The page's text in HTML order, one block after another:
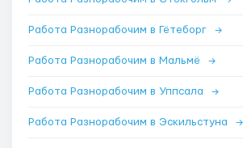
Работа Разнорабочим в Гётеборг →
Работа Разнорабочим в Мальмё →
Работа Разнорабочим в Уппсала →
Работа Разнорабочим в Эскильстуна →